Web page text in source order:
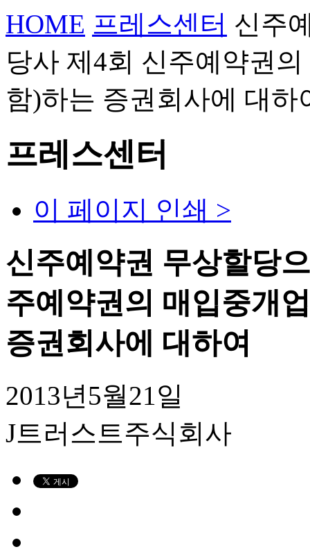
HOME 프레스센터 신주
당사 제4회 신주예약권
함)하는 증권회사에 대하
프레스센터
이 페이지 인쇄 >
신주예약권 무상할당
주예약권의 매입중개
증권회사에 대하여
2013년5월21일
J트러스트주식회사